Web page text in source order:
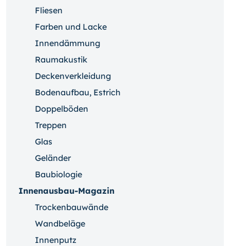
Fliesen
Farben und Lacke
Innendämmung
Raumakustik
Deckenverkleidung
Bodenaufbau, Estrich
Doppelböden
Treppen
Glas
Geländer
Baubiologie
Innenausbau-Magazin
Trockenbauwände
Wandbeläge
Innenputz